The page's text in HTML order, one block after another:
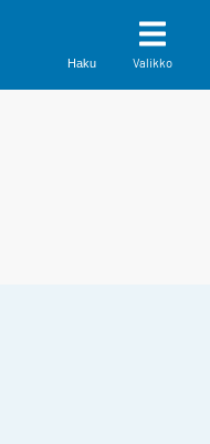
Haku Valikko